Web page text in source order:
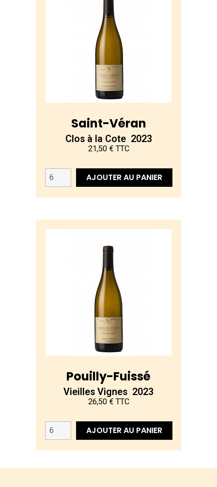
Saint-Véran
Clos à la Cote 2023
21,50 € TTC
AJOUTER AU PANIER
Pouilly-Fuissé
Vieilles Vignes 2023
26,50 € TTC
AJOUTER AU PANIER